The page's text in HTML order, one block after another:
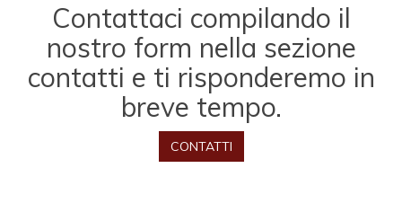
Contattaci compilando il
nostro form nella sezione
contatti e ti risponderemo in
breve tempo.
CONTATTI